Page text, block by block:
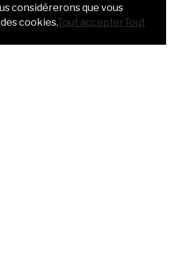
considérerons que vous
cookies.Tout accepterTout